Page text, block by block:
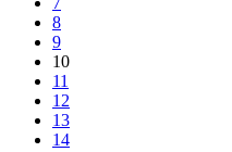
8
9
10
11
12
13
14